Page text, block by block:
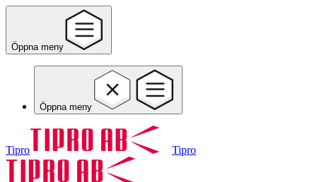
Öppna meny
Öppna meny
Tipro Tipro